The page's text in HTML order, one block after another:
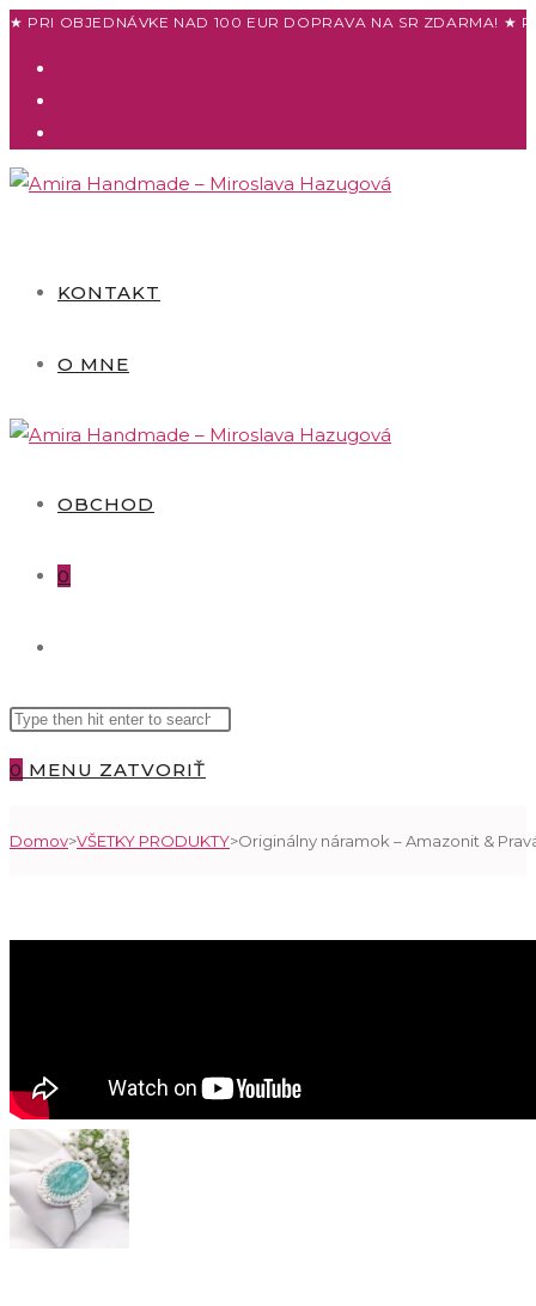
Skip
★ PRI OBJEDNÁVKE NAD 100 EUR DOPRAVA NA SR ZDARMA! ★
KONTAKT
O MNE
OBCHOD
0
WEBSITE
Search
website
0 MENU ZATVORIŤ
Domov>VŠETKY PRODUKTY>Originálny náramok – Amazonit &